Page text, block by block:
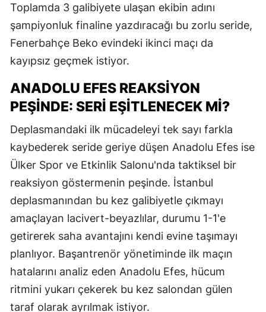
Toplamda 3 galibiyete ulaşan ekibin adını
şampiyonluk finaline yazdıracağı bu zorlu seride,
Fenerbahçe Beko evindeki ikinci maçı da
kayıpsız geçmek istiyor.
ANADOLU EFES REAKSIYON
PEŞINDE: SERI EŞITLENECEK MI?
Deplasmandaki ilk mücadeleyi tek sayı farkla
kaybederek seride geriye düşen Anadolu Efes ise
Ülker Spor ve Etkinlik Salonu'nda taktiksel bir
reaksiyon göstermenin peşinde. İstanbul
deplasmanından bu kez galibiyetle çıkmayı
amaçlayan lacivert-beyazlılar, durumu 1-1'e
getirerek saha avantajını kendi evine taşımayı
planlıyor. Başantrenör yönetiminde ilk maçın
hatalarını analiz eden Anadolu Efes, hücum
ritmini yukarı çekerek bu kez salondan gülen
taraf olarak ayrılmak istiyor.